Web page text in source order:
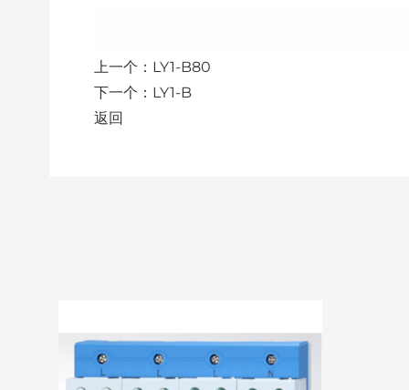
上一个： LY1-B80
下一个： LY1-B
返回